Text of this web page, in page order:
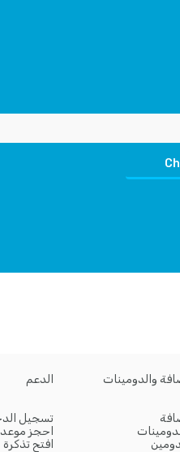
والدومينات الدعم
تسجيل
احجز موعد
افتح تذكرة